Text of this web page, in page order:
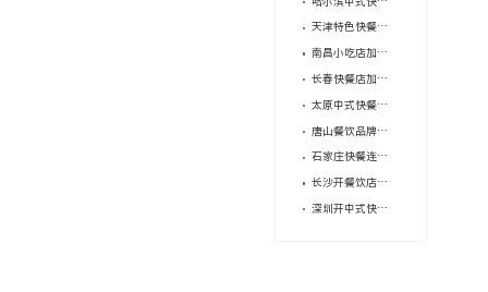
天津特色快餐店加盟——我与吉祥馄饨的故事
南昌小吃店加盟品牌：一位加盟商的逆袭之路
长春快餐店加盟费用，怎么精打细算？
太原中式快餐，加盟还是单干？
唐山餐饮品牌加盟的注意事项？
石家庄快餐连锁品牌怎么选？供应链能力很重要！
长沙开餐饮店，加盟品牌怎么选？
深圳开中式快餐加盟店怎么省钱？